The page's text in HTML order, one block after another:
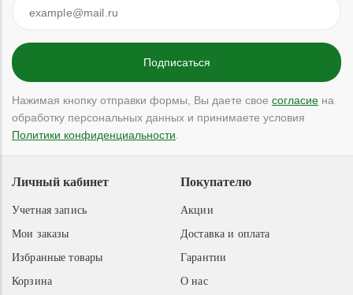
Нажимая кнопку отправки формы, Вы даете свое согласие на
обработку персональных данных и принимаете условия
Политики конфиденциальности
Покупателю
Акции
Доставка и оплата
Гарантии
О нас
Личный кабинет
Учетная запись
Мои заказы
Избранные товары
Корзина